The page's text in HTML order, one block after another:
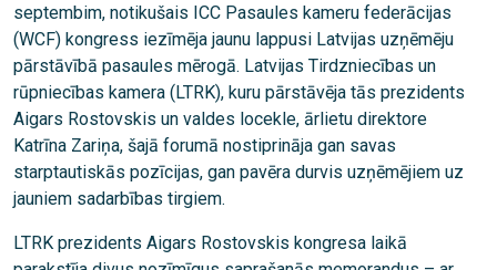
septembim, notikušais ICC Pasaules kameru federācijas
(WCF) kongress iezīmēja jaunu lappusi Latvijas uzņēmēju
pārstāvībā pasaules mērogā. Latvijas Tirdzniecības un
rūpniecības kamera (LTRK), kuru pārstāvēja tās prezidents
Aigars Rostovskis un valdes locekle, ārlietu direktore
Katrīna Zariņa, šajā forumā nostiprināja gan savas
starptautiskās pozīcijas, gan pavēra durvis uzņēmējiem uz
jauniem sadarbības tirgiem.
LTRK prezidents Aigars Rostovskis kongresa laikā